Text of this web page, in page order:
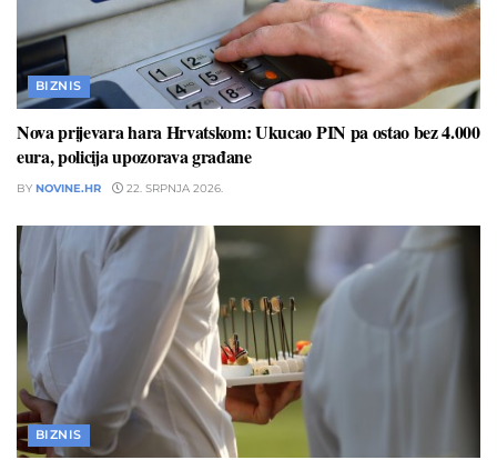
BIZNIS
Nova prijevara hara Hrvatskom: Ukucao PIN pa ostao bez 4.000
eura, policija upozorava građane
BY NOVINE.HR 22. SRPNJA 2026.
BIZNIS